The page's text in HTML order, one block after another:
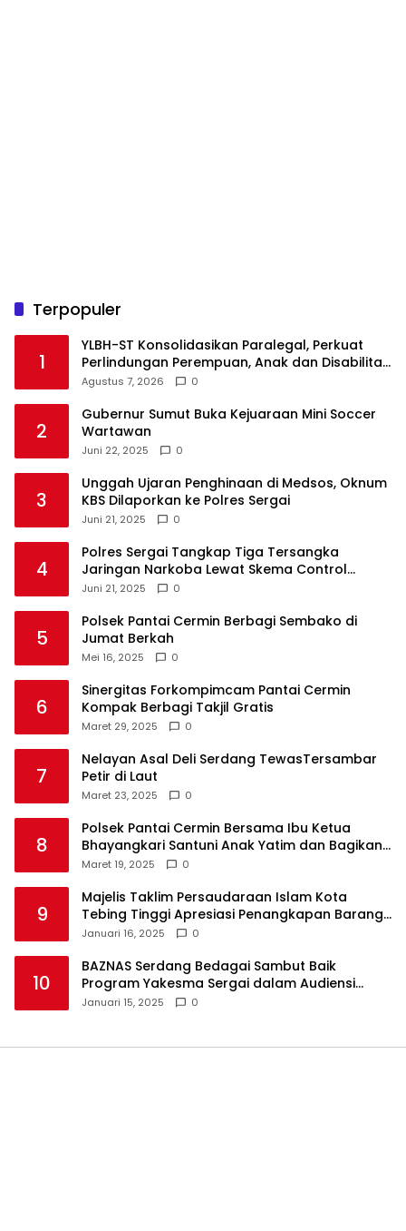
Terpopuler
1
YLBH-ST Konsolidasikan Paralegal, Perkuat
Perlindungan Perempuan, Anak dan Disabilitas
Agustus 7, 2026 0
2
Gubernur Sumut Buka Kejuaraan Mini Soccer
Wartawan
Juni 22, 2025 0
3
Unggah Ujaran Penghinaan di Medsos, Oknum
KBS Dilaporkan ke Polres Sergai
Juni 21, 2025 0
4
Polres Sergai Tangkap Tiga Tersangka
Jaringan Narkoba Lewat Skema Control
Delivery
Juni 21, 2025 0
5
Polsek Pantai Cermin Berbagi Sembako di
Jumat Berkah
Mei 16, 2025 0
6
Sinergitas Forkompimcam Pantai Cermin
Kompak Berbagi Takjil Gratis
Maret 29, 2025 0
7
Nelayan Asal Deli Serdang TewasTersambar
Petir di Laut
Maret 23, 2025 0
8
Polsek Pantai Cermin Bersama Ibu Ketua
Bhayangkari Santuni Anak Yatim dan Bagikan
Takjil
Maret 19, 2025 0
9
Majelis Taklim Persaudaraan Islam Kota
Tebing Tinggi Apresiasi Penangkapan Barang
Haram
Januari 16, 2025 0
10
BAZNAS Serdang Bedagai Sambut Baik
Program Yakesma Sergai dalam Audiensi
Perkenalan Pengurus Baru
Januari 15, 2025 0